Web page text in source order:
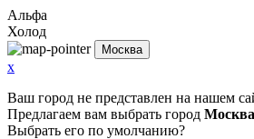
Альфа
Холод
Москва
x
Ваш город не представлен на нашем
Предлагаем вам выбрать город Москва
Выбрать его по умолчанию?